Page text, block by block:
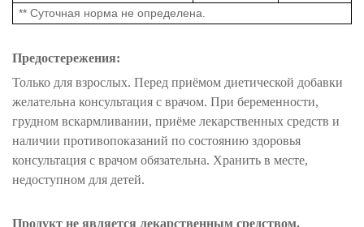
** Суточная норма не определена.
Предостережения:
Только для взрослых. Перед приёмом диетической добавки
желательна консультация с врачом. При беременности,
грудном вскармливании, приёме лекарственных средств и
наличии противопоказаний по состоянию здоровья
консультация с врачом обязательна. Хранить в месте,
недоступном для детей.
Продукт не является лекарственным средством.